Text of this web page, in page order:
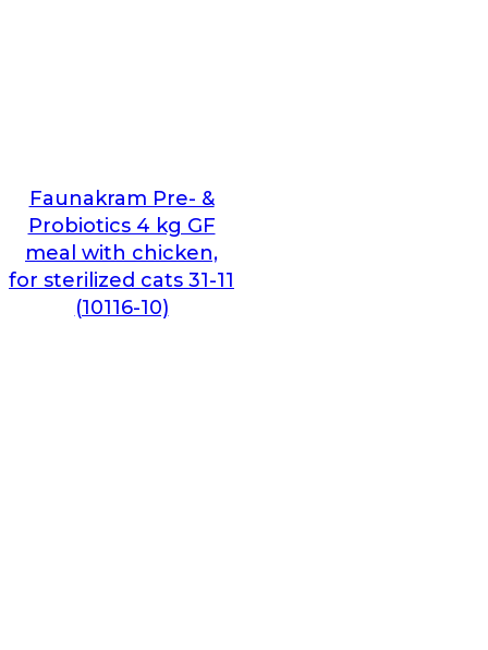
Faunakram Pre- &
Probiotics 4 kg GF
meal with chicken,
for sterilized cats 31-11
(10116-10)